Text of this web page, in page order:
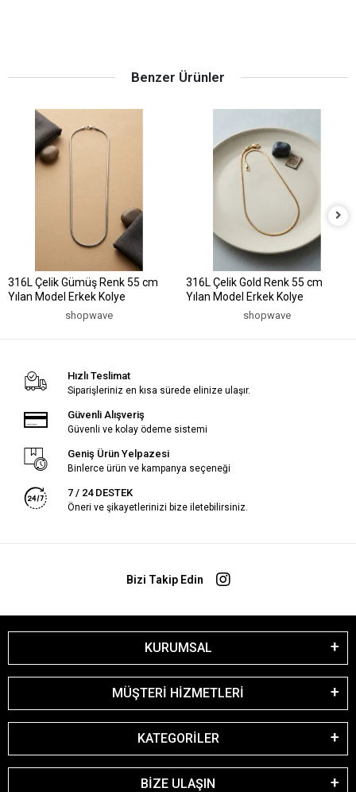
Benzer Ürünler
316L Çelik Gümüş Renk 55 cm
Yılan Model Erkek Kolye
shopwave
316L Çelik Gold Renk 55 cm
Yılan Model Erkek Kolye
shopwave
Hızlı Teslimat
Siparişleriniz en kısa sürede elinize ulaşır.
Güvenli Alışveriş
Güvenli ve kolay ödeme sistemi
Geniş Ürün Yelpazesi
Binlerce ürün ve kampanya seçeneği
7 / 24 DESTEK
Öneri ve şikayetlerinizi bize iletebilirsiniz.
Bizi Takip Edin
KURUMSAL
MÜŞTERİ HİZMETLERİ
KATEGORİLER
BİZE ULAŞIN